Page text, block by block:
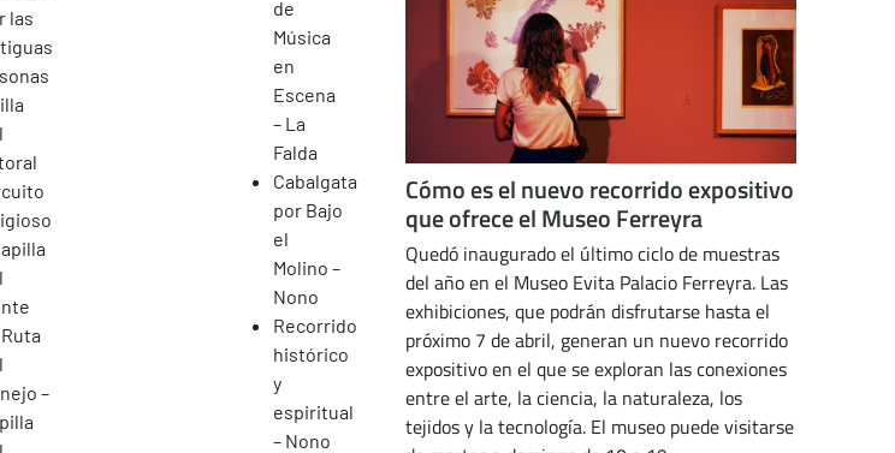
las
–
de
Música
en
Escena
– La
Falda
Cabalgata
por Bajo
el
Molino –
Nono
Recorrido
histórico
y
espiritual
– Nono
Cómo es el nuevo recorrido expositivo
que ofrece el Museo Ferreyra
Quedó inaugurado el último ciclo de muestras
del año en el Museo Evita Palacio Ferreyra. Las
exhibiciones, que podrán disfrutarse hasta el
próximo 7 de abril, generan un nuevo recorrido
expositivo en el que se exploran las conexiones
entre el arte, la ciencia, la naturaleza, los
tejidos y la tecnología. El museo puede visitarse